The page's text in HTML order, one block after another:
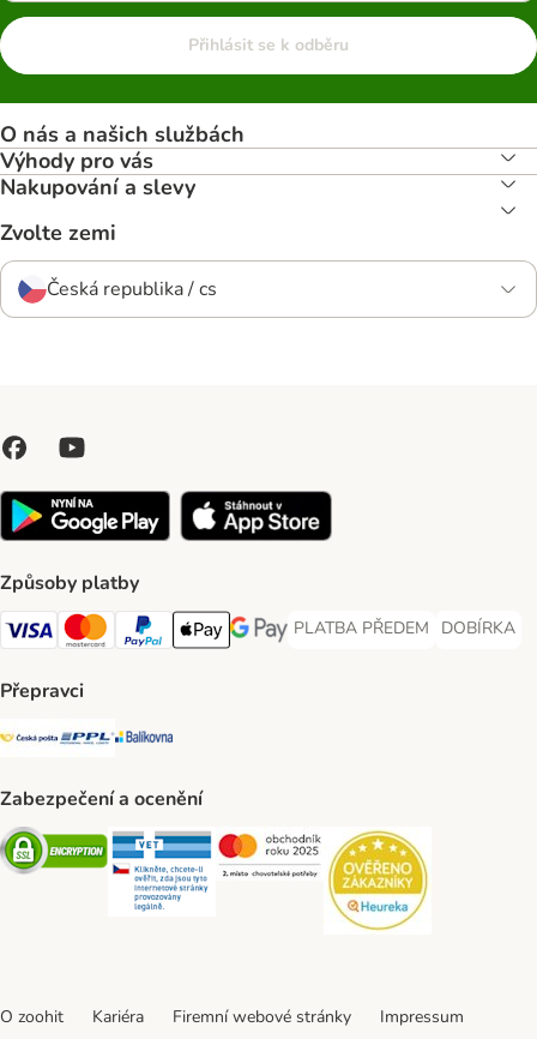
Přihlásit se k odběru
O nás a našich službách
Výhody pro vás
Nakupování a slevy
Zvolte zemi
Česká republika / cs
Způsoby platby
Visa Payment Method
Mastercard Payment Method
PayPal Payment Method
Apple pay Payment Method
GooglePay Payment Method
PLATBA PŘEDEM
PLATBA PŘEDEM Payment
DOBÍRKA
DOBÍRKA
Přepravci
Česká pošta Shipping Method
PPL Shipping Method
Balíkovna Shipping Method
Zabezpečení a ocenění
Security Security Security
O zoohit Kariéra Firemní webové stránky
Impressum